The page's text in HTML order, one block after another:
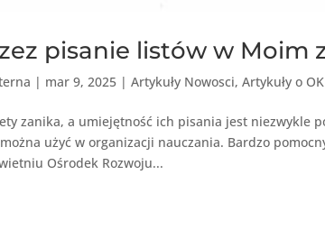
pisanie listów w Moim
| mar 9, 2025 |Artykuły Nowosci,Artykuły o
zanika, a umiejętność ich pisania jest niezwykle
użyć w organizacji nauczania. Bardzo
Ośrodek Rozwoju...